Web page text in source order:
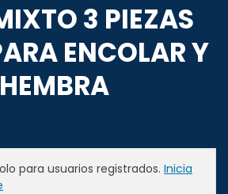
3 PIEZAS
ENCOLAR Y
para usuarios registrados. Inicia